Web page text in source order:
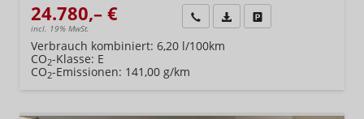
24.780,– €
incl. 19% MwSt.
Wir rufen Sie anFahrzeugexposé (PDF)
Verbrauch kombiniert: 6,20 l/100km
CO2-Klasse: E
CO2-Emissionen: 141,00 g/km